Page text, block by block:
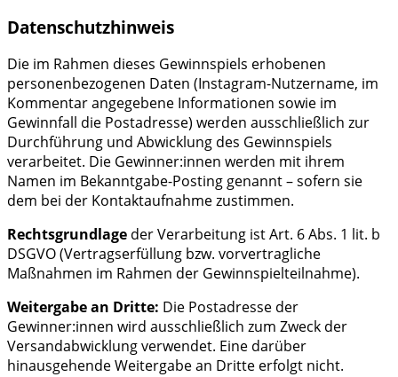
Datenschutzhinweis
Die im Rahmen dieses Gewinnspiels erhobenen
personenbezogenen Daten (Instagram-Nutzername, im
Kommentar angegebene Informationen sowie im
Gewinnfall die Postadresse) werden ausschließlich zur
Durchführung und Abwicklung des Gewinnspiels
verarbeitet. Die Gewinner:innen werden mit ihrem
Namen im Bekanntgabe-Posting genannt – sofern sie
dem bei der Kontaktaufnahme zustimmen.
Rechtsgrundlage der Verarbeitung ist Art. 6 Abs. 1 lit. b
DSGVO (Vertragserfüllung bzw. vorvertragliche
Maßnahmen im Rahmen der Gewinnspielteilnahme).
Weitergabe an Dritte: Die Postadresse der
Gewinner:innen wird ausschließlich zum Zweck der
Versandabwicklung verwendet. Eine darüber
hinausgehende Weitergabe an Dritte erfolgt nicht.